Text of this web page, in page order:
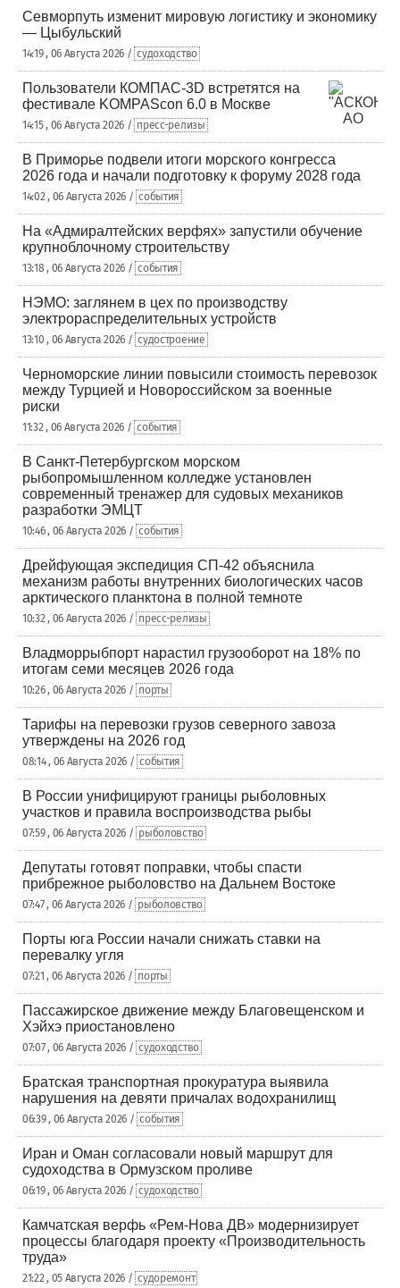
Севморпуть изменит мировую логистику и экономику
— Цыбульский
14:19 , 06 Августа 2026 / судоходство
Пользователи КОМПАС-3D встретятся на
фестивале KOMPAScon 6.0 в Москве
14:15 , 06 Августа 2026 / пресс-релизы
В Приморье подвели итоги морского конгресса
2026 года и начали подготовку к форуму 2028 года
14:02 , 06 Августа 2026 / события
На «Адмиралтейских верфях» запустили обучение
крупноблочному строительству
13:18 , 06 Августа 2026 / события
НЭМО: заглянем в цех по производству
электрораспределительных устройств
13:10 , 06 Августа 2026 / судостроение
Черноморские линии повысили стоимость перевозок
между Турцией и Новороссийском за военные
риски
11:32 , 06 Августа 2026 / события
В Санкт-Петербургском морском
рыбопромышленном колледже установлен
современный тренажер для судовых механиков
разработки ЭМЦТ
10:46 , 06 Августа 2026 / события
Дрейфующая экспедиция СП-42 объяснила
механизм работы внутренних биологических часов
арктического планктона в полной темноте
10:32 , 06 Августа 2026 / пресс-релизы
Владморрыбпорт нарастил грузооборот на 18% по
итогам семи месяцев 2026 года
10:26 , 06 Августа 2026 / порты
Тарифы на перевозки грузов северного завоза
утверждены на 2026 год
08:14 , 06 Августа 2026 / события
В России унифицируют границы рыболовных
участков и правила воспроизводства рыбы
07:59 , 06 Августа 2026 / рыболовство
Депутаты готовят поправки, чтобы спасти
прибрежное рыболовство на Дальнем Востоке
07:47 , 06 Августа 2026 / рыболовство
Порты юга России начали снижать ставки на
перевалку угля
07:21 , 06 Августа 2026 / порты
Пассажирское движение между Благовещенском и
Хэйхэ приостановлено
07:07 , 06 Августа 2026 / судоходство
Братская транспортная прокуратура выявила
нарушения на девяти причалах водохранилищ
06:39 , 06 Августа 2026 / события
Иран и Оман согласовали новый маршрут для
судоходства в Ормузском проливе
06:19 , 06 Августа 2026 / судоходство
Камчатская верфь «Рем-Нова ДВ» модернизирует
процессы благодаря проекту «Производительность
труда»
21:22 , 05 Августа 2026 / судоремонт